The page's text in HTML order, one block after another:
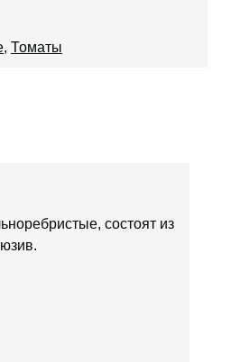
,Томаты
состоят из